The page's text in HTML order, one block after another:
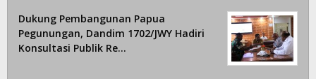
Dukung Pembangunan Papua
Pegunungan, Dandim 1702/JWY Hadiri
Konsultasi Publik Re…